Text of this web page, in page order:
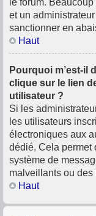
le forum.
et un
sanctionner en
Haut
Pourquoi m’est-il
clique sur le lien
utilisateur ?
Si les
les utilisateurs
électroniques aux
dédié. Cela permet
système de
malveillants ou des
Haut